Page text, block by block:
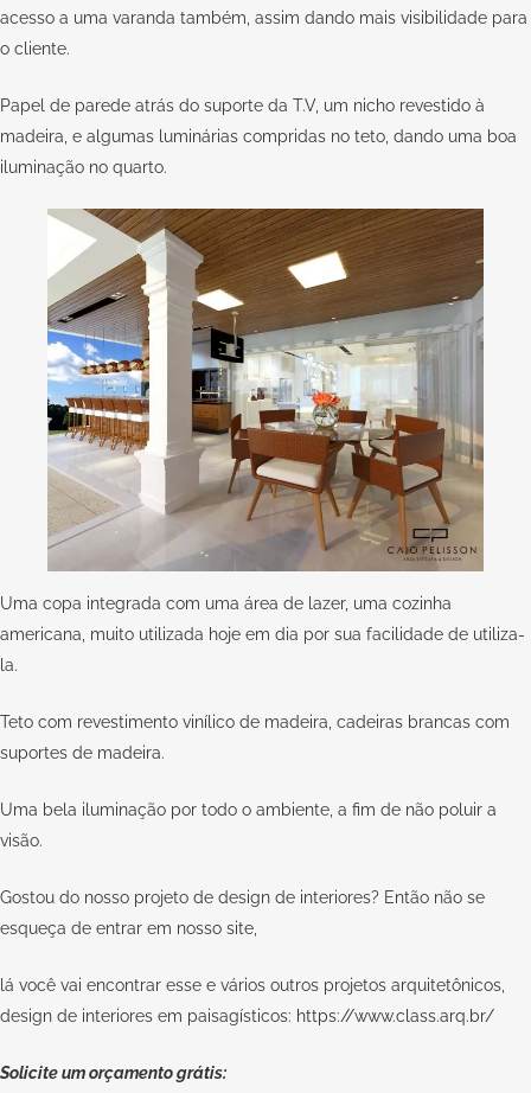
acesso a uma varanda também, assim dando mais visibilidade para
o cliente.
Papel de parede atrás do suporte da T.V, um nicho revestido à
madeira, e algumas luminárias compridas no teto, dando uma boa
iluminação no quarto.
Uma copa integrada com uma área de lazer, uma cozinha
americana, muito utilizada hoje em dia por sua facilidade de utiliza-
la.
Teto com revestimento vinílico de madeira, cadeiras brancas com
suportes de madeira.
Uma bela iluminação por todo o ambiente, a fim de não poluir a
visão.
Gostou do nosso projeto de design de interiores? Então não se
esqueça de entrar em nosso site,
lá você vai encontrar esse e vários outros projetos arquitetônicos,
design de interiores em paisagísticos: https://www.class.arq.br/
Solicite um orçamento grátis: